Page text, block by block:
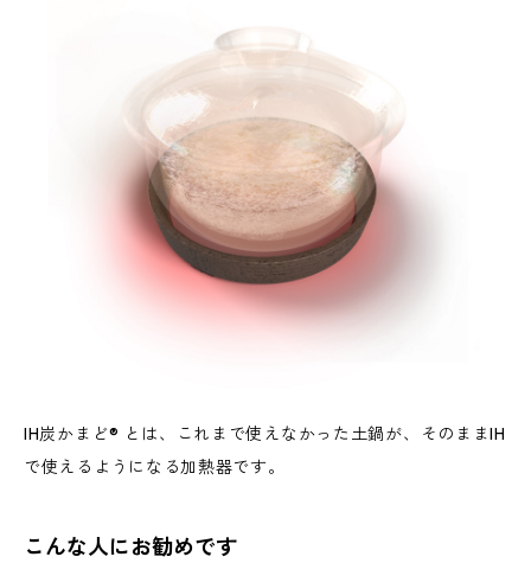
IH炭かまど® とは、これまで使えなかった土鍋が、そのままIH
で使えるようになる加熱器です。
こんな人にお勧めです